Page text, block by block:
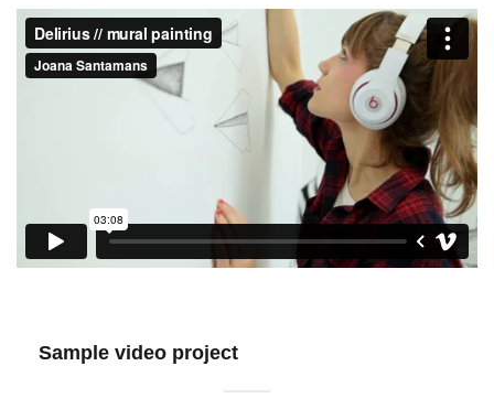
Sample video project